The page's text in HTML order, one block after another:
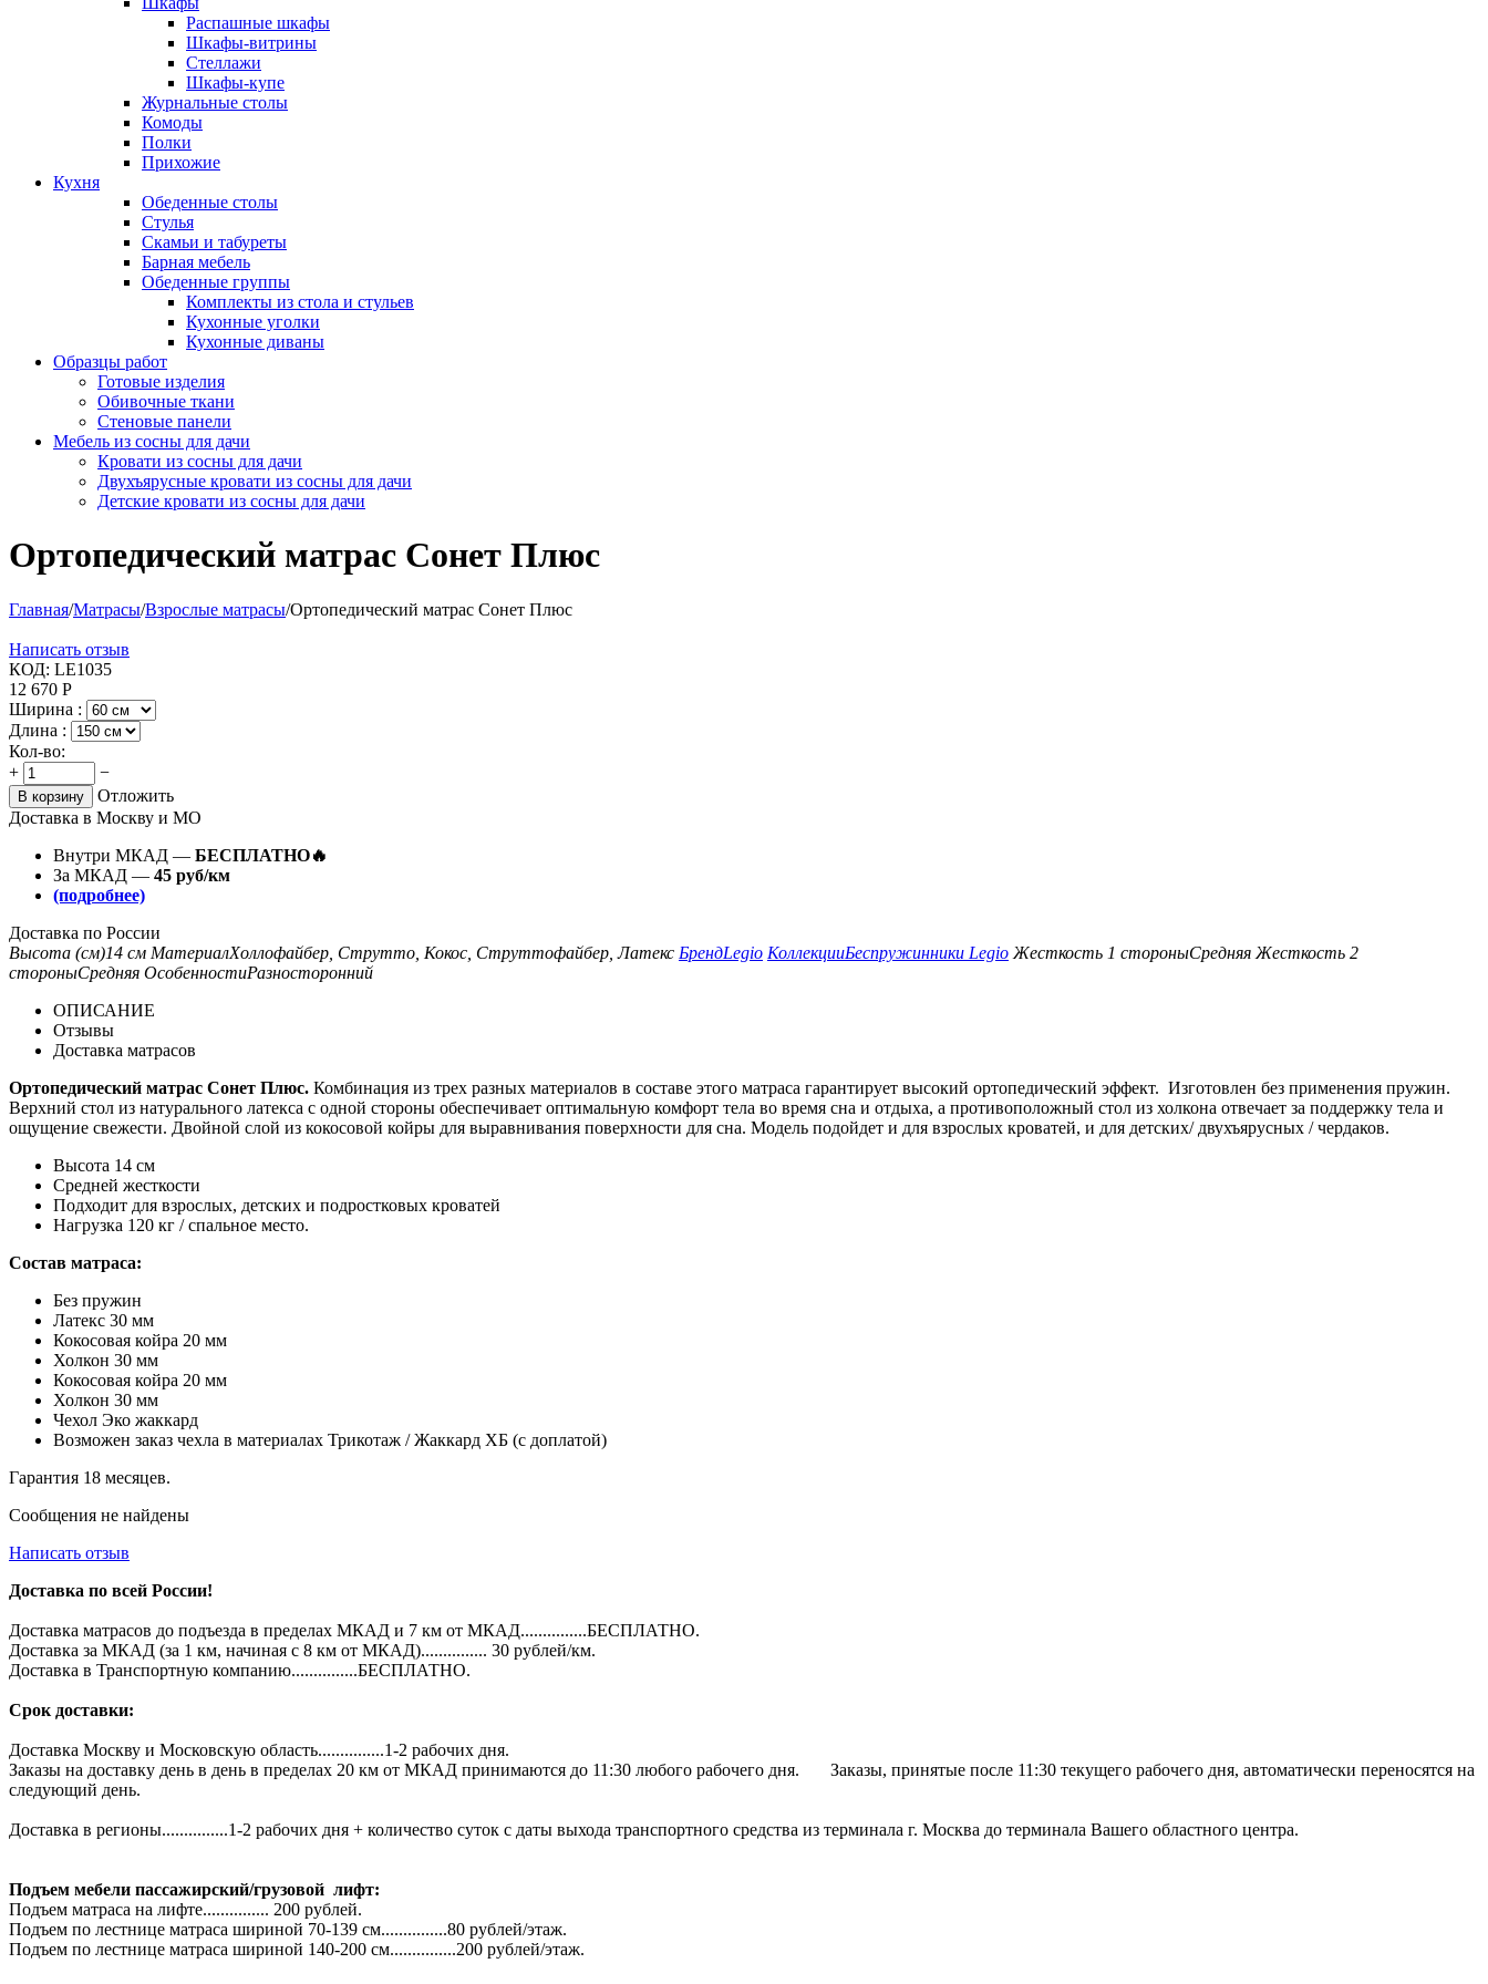
Распашные шкафы
Шкафы-витрины
Стеллажи
Шкафы-купе
Журнальные столы
Комоды
Полки
Прихожие
Кухня
Обеденные столы
Стулья
Скамьи и табуреты
Барная мебель
Обеденные группы
Комплекты из стола и стульев
Кухонные уголки
Кухонные диваны
Образцы работ
Готовые изделия
Обивочные ткани
Стеновые панели
Мебель из сосны для дачи
Кровати из сосны для дачи
Двухъярусные кровати из сосны для дачи
Детские кровати из сосны для дачи
Ортопедический матрас Сонет Плюс
Главная/Матрасы/Взрослые матрасы/Ортопедический матрас Сонет Плюс
Написать отзыв
КОД: LE1035
12 670 Р
Ширина :
Длина :
Кол-во:
+
−
В корзину
Отложить
Доставка в Москву и МО
Внутри МКАД — БЕСПЛАТНО🔥
За МКАД — 45 руб/км
(подробнее)
Доставка по России
Высота (см)14 см МатериалХоллофайбер, Струтто, Кокос, Струттофайбер, Латекс БрендLegio КоллекцииБеспружинники Legio Жесткость 1 стороныСредняя Жесткость 2
стороныСредняя ОсобенностиРазносторонний
ОПИСАНИЕ
Отзывы
Доставка матрасов
Ортопедический матрас Сонет Плюс. Комбинация из трех разных материалов в составе этого матраса гарантирует высокий ортопедический эффект. Изготовлен без применения пружин.
Верхний стол из натурального латекса с одной стороны обеспечивает оптимальную комфорт тела во время сна и отдыха, а противоположный стол из холкона отвечает за поддержку тела и
ощущение свежести. Двойной слой из кокосовой койры для выравнивания поверхности для сна. Модель подойдет и для взрослых кроватей, и для детских/ двухъярусных / чердаков.
Высота 14 см
Средней жесткости
Подходит для взрослых, детских и подростковых кроватей
Нагрузка 120 кг / спальное место.
Состав матраса:
Без пружин
Латекс 30 мм
Кокосовая койра 20 мм
Холкон 30 мм
Кокосовая койра 20 мм
Холкон 30 мм
Чехол Эко жаккард
Возможен заказ чехла в материалах Трикотаж / Жаккард ХБ (с доплатой)
Гарантия 18 месяцев.
Сообщения не найдены
Написать отзыв
Доставка по всей России!
Доставка матрасов до подъезда в пределах МКАД и 7 км от МКАД...............БЕСПЛАТНО.
Доставка за МКАД (за 1 км, начиная с 8 км от МКАД)............... 30 рублей/км.
Доставка в Транспортную компанию...............БЕСПЛАТНО.
Срок доставки:
Доставка Москву и Московскую область...............1-2 рабочих дня.
Заказы на доставку день в день в пределах 20 км от МКАД принимаются до 11:30 любого рабочего дня. Заказы, принятые после 11:30 текущего рабочего дня, автоматически переносятся на
следующий день.
Доставка в регионы...............1-2 рабочих дня + количество суток с даты выхода транспортного средства из терминала г. Москва до терминала Вашего областного центра.
Подъем мебели пассажирский/грузовой лифт:
Подъем матраса на лифте............... 200 рублей.
Подъем по лестнице матраса шириной 70-139 см...............80 рублей/этаж.
Подъем по лестнице матраса шириной 140-200 см...............200 рублей/этаж.